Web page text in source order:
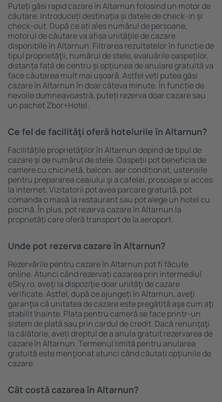
Puteți găsi rapid cazare în Altarnun folosind un motor de
căutare. Introduceți destinația și datele de check-in și
check-out. După ce ați ales numărul de persoane,
motorul de căutare va afișa unităţile de cazare
disponibile în Altarnun. Filtrarea rezultatelor în funcție de
tipul proprietăţii, numărul de stele, evaluările oaspeților,
distanța față de centru și opțiunea de anulare gratuită va
face căutarea mult mai ușoară. Astfel veți putea găsi
cazare în Altarnun în doar câteva minute. În funcție de
nevoile dumneavoastră, puteți rezerva doar cazare sau
un pachet Zbor+Hotel.
Ce fel de facilităţi oferă hotelurile în Altarnun?
Facilitățile proprietăţilor în Altarnun depind de tipul de
cazare și de numărul de stele. Oaspeții pot beneficia de
camere cu chicinetă, balcon, aer condiționat, ustensile
pentru prepararea ceaiului şi a cafelei, prosoape și acces
la internet. Vizitatorii pot avea parcare gratuită, pot
comanda o masă la restaurant sau pot alege un hotel cu
piscină. În plus, pot rezerva cazare în Altarnun la
proprietăți care oferă transport de la aeroport.
Unde pot rezerva cazare în Altarnun?
Rezervările pentru cazare în Altarnun pot fi făcute
online. Atunci când rezervați cazarea prin intermediul
eSky.ro, aveţi la dispoziţie doar unităţi de cazare
verificate. Astfel, după ce ajungeți în Altarnun, aveţi
garanţia că unitatea de cazare este pregătită aşa cum aţi
stabilit ȋnainte. Plata pentru cameră se face printr-un
sistem de plată sau prin cardul de credit. Dacă renunţaţi
la călătorie, aveți dreptul de a anula gratuit rezervarea de
cazare în Altarnun. Termenul limită pentru anularea
gratuită este menţionat atunci când căutați opţiunile de
cazare.
Cât costă cazarea în Altarnun?